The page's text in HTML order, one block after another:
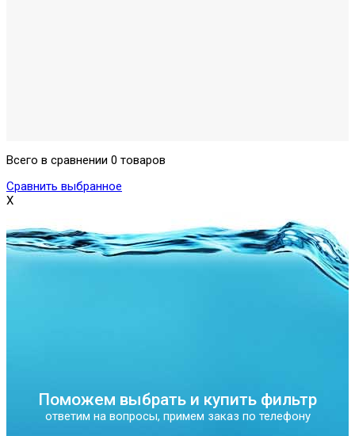
Всего в сравнении 0 товаров
Сравнить выбранное
X
Поможем выбрать и купить фильтр
ответим на вопросы, примем заказ по телефону